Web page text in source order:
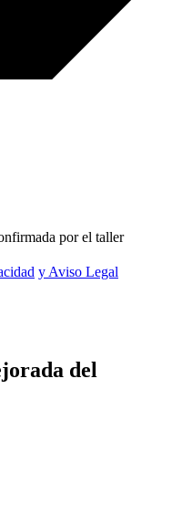
por el taller
y Aviso Legal
del